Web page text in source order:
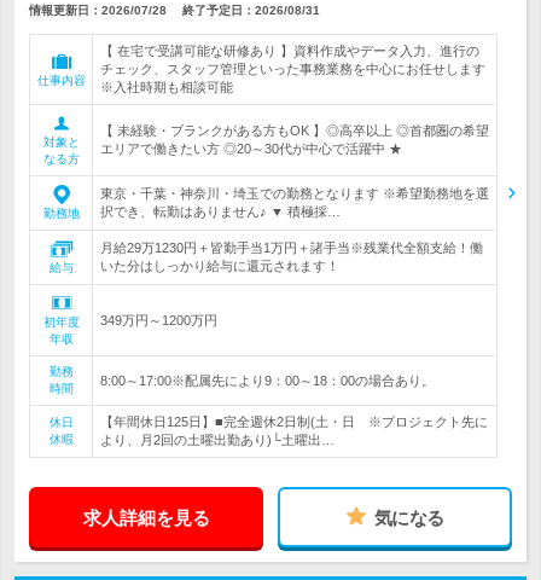
情報更新日：2026/07/28 終了予定日： 2026/08/31
仕事内容
【 在宅で受講可能な研修あり 】資料作成やデータ入力、進行の
チェック、スタッフ管理といった事務業務を中心にお任せします
※入社時期も相談可能
対象と
なる方
【 未経験・ブランクがある方もOK 】◎高卒以上 ◎首都圏の希望
エリアで働きたい方 ◎20～30代が中心で活躍中 ★
勤務地
東京・千葉・神奈川・埼玉での勤務となります ※希望勤務地を選
択でき、転勤はありません♪ ▼ 積極採…
給与
月給29万1230円＋皆勤手当1万円＋諸手当※残業代全額支給！働
いた分はしっかり給与に還元されます！
初年度
年収
349万円～1200万円
勤務
時間
8:00～17:00※配属先により9：00～18：00の場合あり。
休日
休暇
【年間休日125日】■完全週休2日制(土・日 ※プロジェクト先に
より、月2回の土曜出勤あり)└土曜出…
求人詳細を見る 気になる